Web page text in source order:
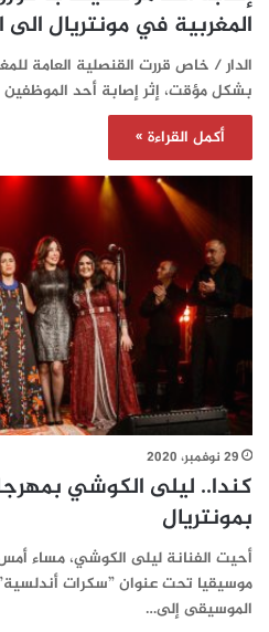
المغربية في مونتريال الى
الدار / خاص قررت القنصلية العامة
بشكل مؤقت، إثر إصابة أحد الموظفين
أكمل القراءة »
29 نوفمبر، 2020
كندا.. ليلى الكوشي
بمونتريال
أحيت الفنانة ليلى الكوشي، مساء
موسيقيا تحت عنوان ”سكرات
الموسيقى إلى…